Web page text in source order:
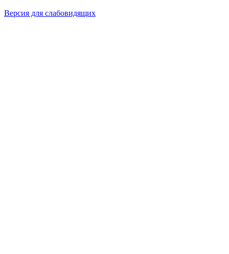
Версия для слабовидящих